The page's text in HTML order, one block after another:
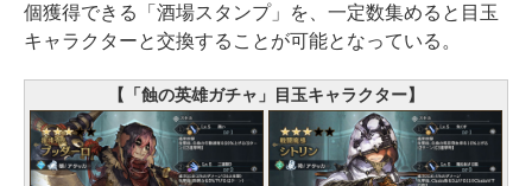
個獲得できる「酒場スタンプ」を、一定数集めると目玉
キャラクターと交換することが可能となっている。
【「蝕の英雄ガチャ」目玉キャラクター】